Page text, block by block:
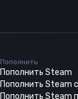
Пополнить
Пополнить Steam
Пополнить Steam
Пополнить Steam